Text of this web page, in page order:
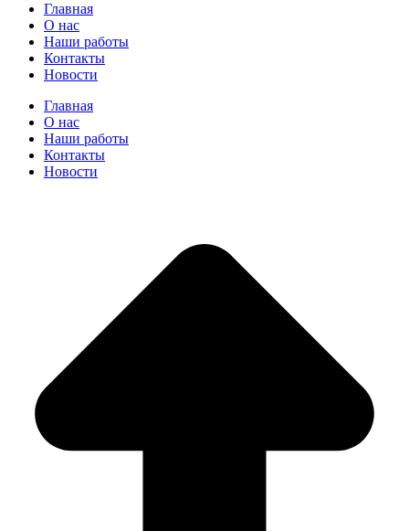
Главная
О нас
Наши работы
Контакты
Новости
Главная
О нас
Наши работы
Контакты
Новости